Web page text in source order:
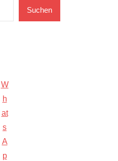
Suchen
W
h
at
s
A
p